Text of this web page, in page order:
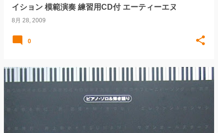
イション 模範演奏 練習用CD付 エーティーエヌ
8月 28, 2009
0